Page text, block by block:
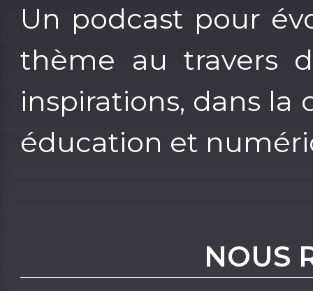
Un podcast pour
thème au travers
inspirations, dans la
éducation et
NOUS